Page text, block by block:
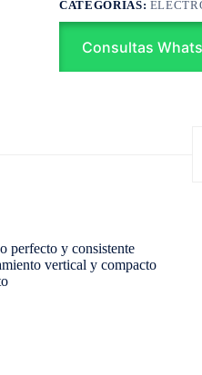
CATEGORÍAS:
Consultas
perfecto y consistente
vertical y compacto